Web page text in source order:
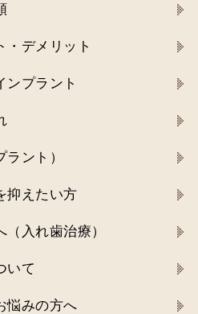
・デメリット
ンプラント
ント）
抑えたい方
入れ歯治療）
いて
悩みの方へ